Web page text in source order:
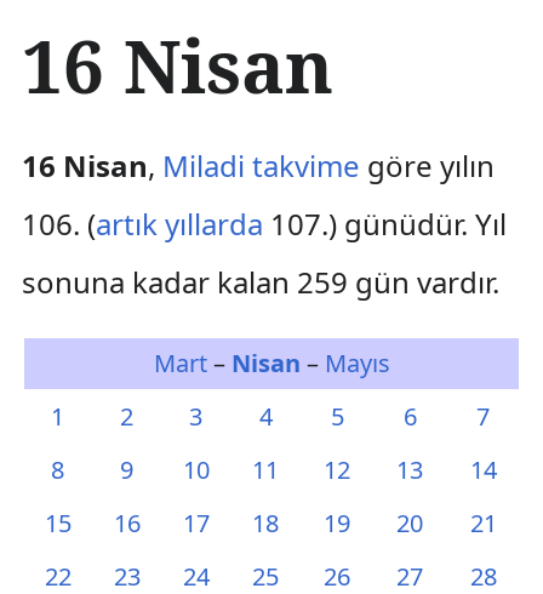
r
e
t
a
16 Nisan
16 Nisan, Miladi takvime göre yılın
106. (artık yıllarda 107.) günüdür. Yıl
sonuna kadar kalan 259 gün vardır.
Mart– Nisan – Mayıs
1
2 3 4 5 6
7
8
9 10 11 12 13
14
15
16 17 18 19 20
21
22
23 24 25 26 27
28